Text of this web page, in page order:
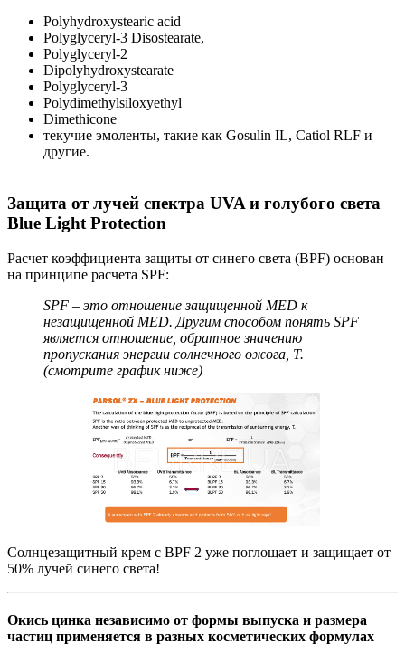
Polyhydroxystearic acid
Polyglyceryl-3 Disostearate,
Polyglyceryl-2
Dipolyhydroxystearate
Polyglyceryl-3
Polydimethylsiloxyethyl
Dimethicone
текучие эмоленты, такие как Gosulin IL, Catiol RLF и
другие.
Защита от лучей спектра UVA и голубого света
Blue Light Protection
Расчет коэффициента защиты от синего света (BPF) основан
на принципе расчета SPF:
SPF – это отношение защищенной MED к
незащищенной MED. Другим способом понять SPF
является отношение, обратное значению
пропускания энергии солнечного ожога, T.
(смотрите график ниже)
Солнцезащитный крем с BPF 2 уже поглощает и защищает от
50% лучей синего света!
Окись цинка независимо от формы выпуска и размера
частиц применяется в разных косметических формулах